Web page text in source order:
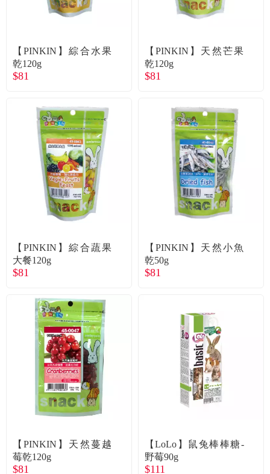
【PINKIN】綜合水果
乾120g
$81
【PINKIN】天然芒果
乾120g
$81
【PINKIN】綜合蔬果
大餐120g
$81
【PINKIN】天然小魚
乾50g
$81
【PINKIN】天然蔓越
莓乾120g
$81
【LoLo】鼠兔棒棒糖-
野莓90g
$111